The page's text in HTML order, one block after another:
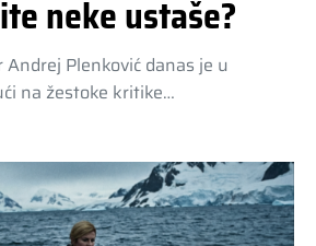
neke ustaše?
Andrej Plenković danas je u
na žestoke kritike…